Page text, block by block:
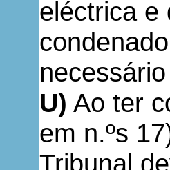
eléctrica e
U) Ao ter
em n.ºs
Tribunal